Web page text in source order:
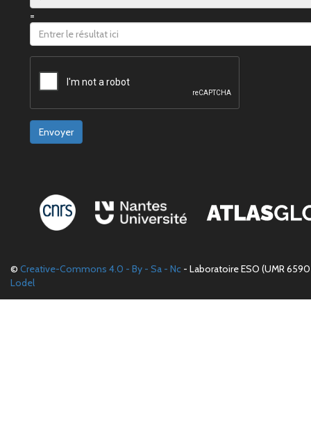
=
Envoyer
© Creative-Commons 4.0 - By - Sa - Nc - Laboratoire ESO (UMR
Lodel